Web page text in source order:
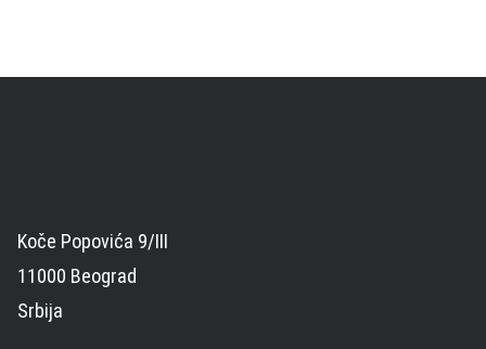
Koče Popovića 9/III
11000 Beograd
Srbija